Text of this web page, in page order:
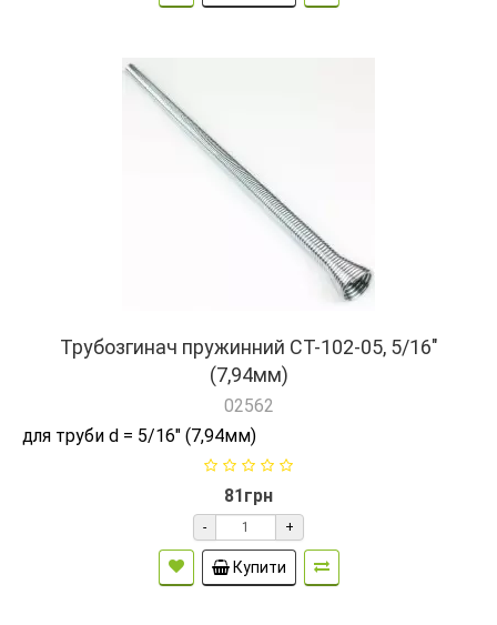
Трубозгинач пружинний СТ-102-05, 5/16"
(7,94мм)
02562
для труби d = 5/16" (7,94мм)
81грн
- +
Купити